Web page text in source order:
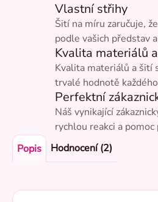
Vlastní střihy
Šití na míru zaručuje,
podle vašich představ
Kvalita materiálů
Kvalita materiálů a šití
trvalé hodnotě
Perfektní
Náš vynikající
rychlou reakci a
Popis
Hodnocení (2)